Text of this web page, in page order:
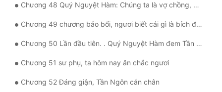
Cơ Trí
Sát Phạt Quyết Đoán
Chương 48 Quý Nguyệt Hàm: Chúng ta là vợ chồng, mới không phải sư đồ, sư đồ đều là nói đùa
Chương 49 chương bảo bối, ngươi biết cái gì là bích đông a?
Chương 50 Lần đầu tiên. . Quý Nguyệt Hàm đem Tần Ngôn vẩy choáng váng
Chương 51 sư phụ, ta hôm nay ăn chắc ngươi
Chương 52 Đáng giận, Tần Ngôn cắn chân